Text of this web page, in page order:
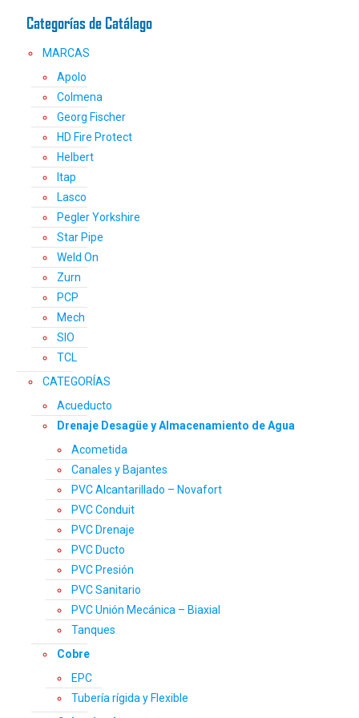
página
producto
Categorías de Catálago
MARCAS
Apolo
Colmena
Georg Fischer
HD Fire Protect
Helbert
Itap
Lasco
Pegler Yorkshire
Star Pipe
Weld On
Zurn
PCP
Mech
SIO
TCL
CATEGORÍAS
Acueducto
Drenaje Desagüe y Almacenamiento de Agua
Acometida
Canales y Bajantes
PVC Alcantarillado – Novafort
PVC Conduit
PVC Drenaje
PVC Ducto
PVC Presión
PVC Sanitario
PVC Unión Mecánica – Biaxial
Tanques
Cobre
EPC
Tubería rígida y Flexible